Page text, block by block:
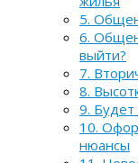
5.
6.
выйти?
7.
8.
9.
10.
нюансы